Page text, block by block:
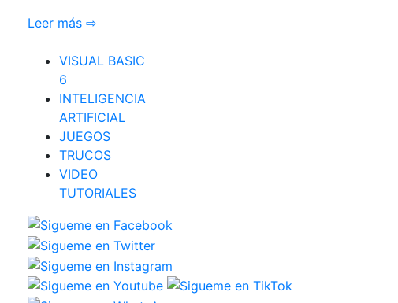
Leer más ⇨
VISUAL BASIC
6
INTELIGENCIA
ARTIFICIAL
JUEGOS
TRUCOS
VIDEO
TUTORIALES